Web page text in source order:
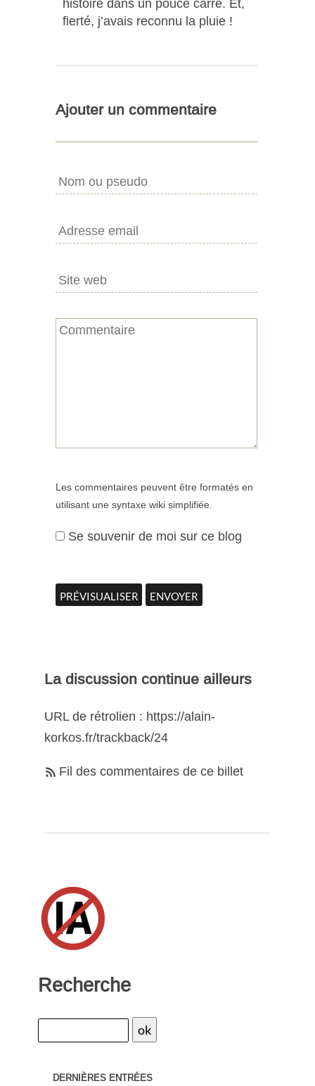
histoire dans un pouce carré. Et,
fierté, j’avais reconnu la pluie !
Ajouter un commentaire
Les commentaires peuvent être formatés en
utilisant une syntaxe wiki simplifiée.
Se souvenir de moi sur ce blog
La discussion continue ailleurs
URL de rétrolien : https://alain-
korkos.fr/trackback/24
Fil des commentaires de ce billet
Recherche
DERNIÈRES ENTRÉES